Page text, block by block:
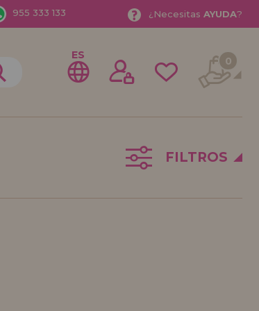
955 333 133 ¿ Necesitas AYUDA?
ES 0
FILTROS